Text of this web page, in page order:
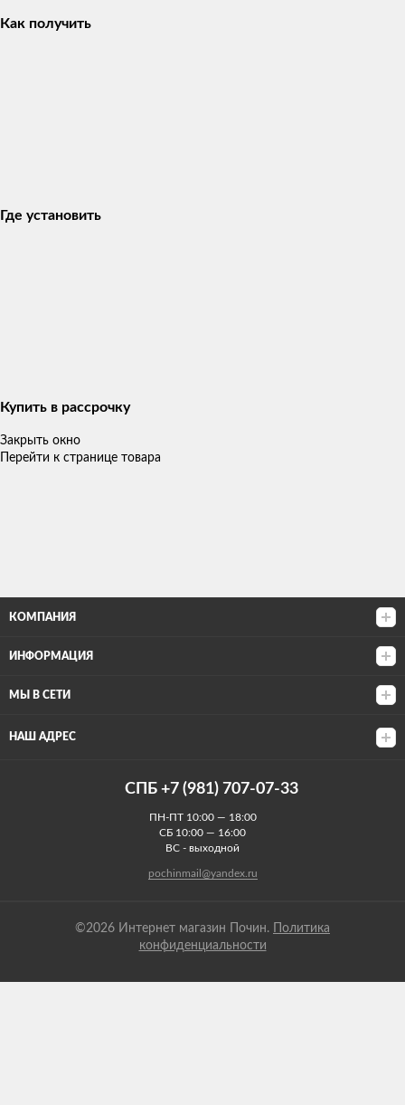
Как получить
Где установить
Купить в рассрочку
Закрыть окно
Перейти к странице товара
КОМПАНИЯ
ИНФОРМАЦИЯ
МЫ В СЕТИ
НАШ АДРЕС
СПБ +7 (981) 707-07-33
ПН-ПТ 10:00 — 18:00
СБ 10:00 — 16:00
ВС - выходной
pochinmail@yandex.ru
©2026 Интернет магазин Почин.
Политика
конфиденциальности